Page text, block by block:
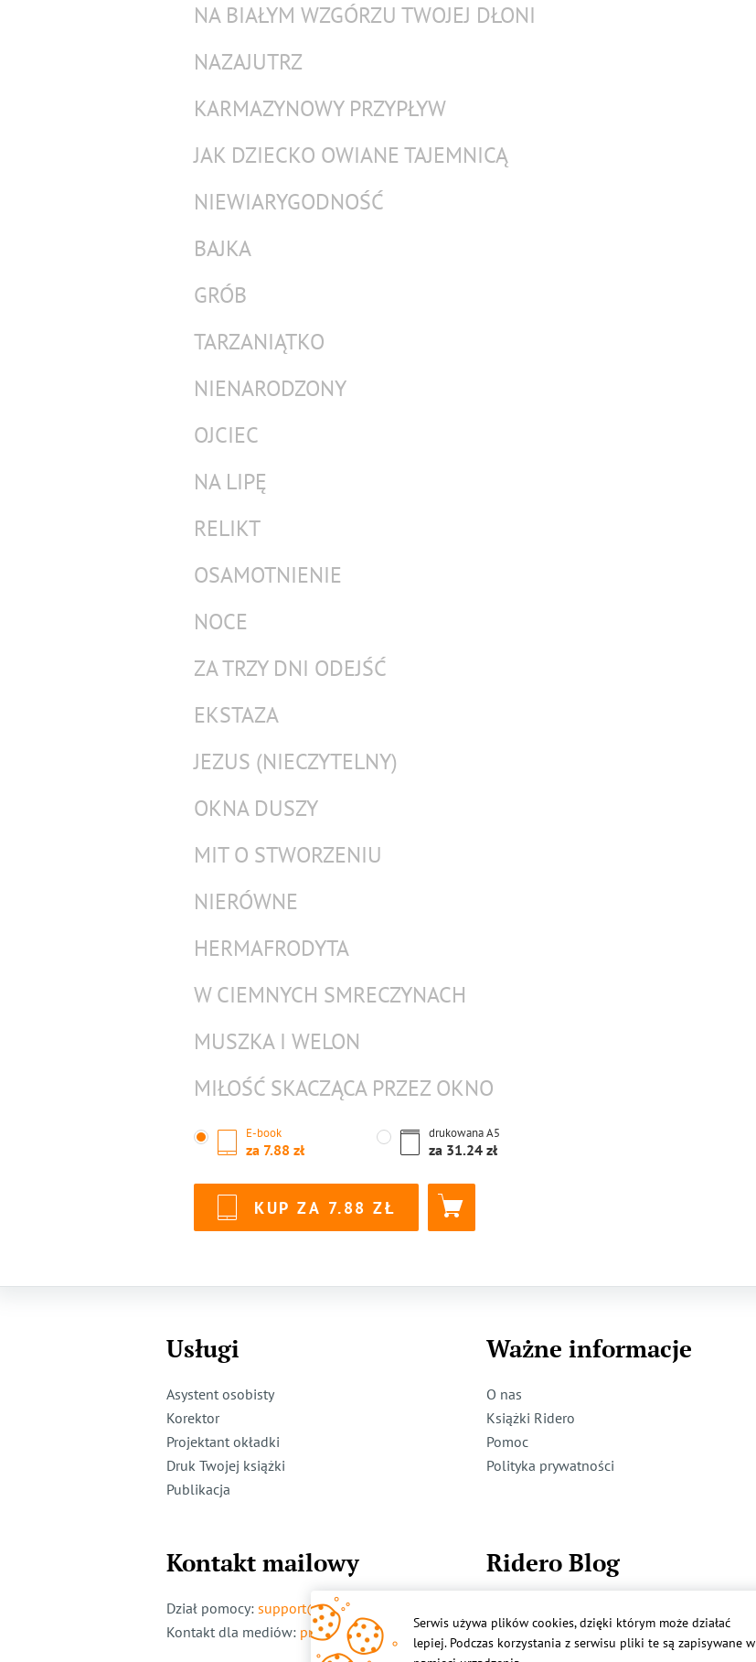
NA BIAŁYM WZGÓRZU TWOJEJ DŁONI
NAZAJUTRZ
KARMAZYNOWY PRZYPŁYW
JAK DZIECKO OWIANE TAJEMNICĄ
NIEWIARYGODNOŚĆ
BAJKA
GRÓB
TARZANIĄTKO
NIENARODZONY
OJCIEC
NA LIPĘ
RELIKT
OSAMOTNIENIE
NOCE
ZA TRZY DNI ODEJŚĆ
EKSTAZA
JEZUS (NIECZYTELNY)
OKNA DUSZY
MIT O STWORZENIU
NIERÓWNE
HERMAFRODYTA
W CIEMNYCH SMRECZYNACH
MUSZKA I WELON
MIŁOŚĆ SKACZĄCA PRZEZ OKNO
E-book
za 7.88
drukowanaA5
za 31.24
KUP ZA 7.88
Usługi
Asystent osobisty
Korektor
Projektant okładki
Druk Twojej książki
Publikacja
Ważne informacje
O nas
Książki Ridero
Pomoc
Polityka prywatności
Kontakt mailowy
Dział pomocy: support@ridero.pl
Kontakt dla mediów: pr@ridero.pl
Ridero Blog
Więcej
Serwis używa plików cookies, dzięki którym może działać
lepiej. Podczas korzystania z serwisu pliki te są zapisywane w